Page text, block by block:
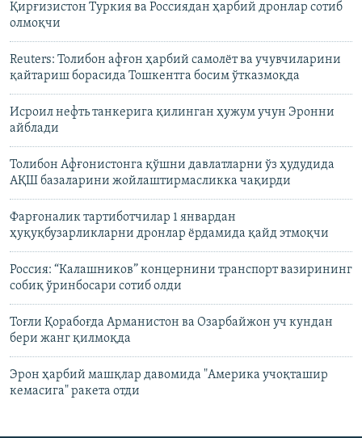
Қирғизистон Туркия ва Россиядан ҳарбий дронлар сотиб
олмоқчи
Reuters: Толибон афғон ҳарбий самолёт ва учувчиларини
қайтариш борасида Тошкентга босим ўтказмоқда
Исроил нефть танкерига қилинган ҳужум учун Эронни
айблади
Толибон Афғонистонга қўшни давлатларни ўз ҳудудида
АҚШ базаларини жойлаштирмасликка чақирди
Фарғоналик тартиботчилар 1 январдан
ҳуқуқбузарликларни дронлар ёрдамида қайд этмоқчи
Россия: “Калашников” концернини транспорт вазирининг
собиқ ўринбосари сотиб олди
Тоғли Қорабоғда Арманистон ва Озарбайжон уч кундан
бери жанг қилмоқда
Эрон ҳарбий машқлар давомида "Америка учоқташир
кемасига" ракета отди